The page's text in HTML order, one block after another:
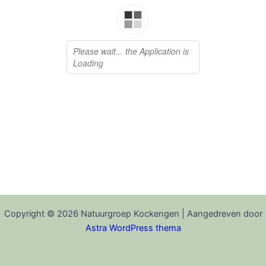
Copyright © 2026 Natuurgroep Kockengen | Aangedreven door
Astra WordPress thema